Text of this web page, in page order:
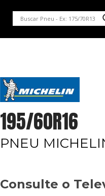
195/60R16
PNEU
Consulte o